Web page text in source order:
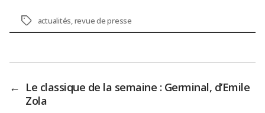
Étiquettes
actualités revue de presse
← Le classique de la semaine : Germinal, d’Emile
Zola